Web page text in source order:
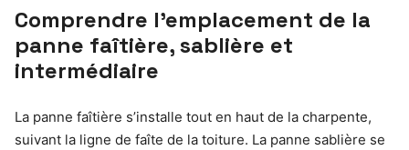
Comprendre l’emplacement de la
panne faîtière, sablière et
intermédiaire
La panne faîtière s’installe tout en haut de la charpente,
suivant la ligne de faîte de la toiture. La panne sablière se